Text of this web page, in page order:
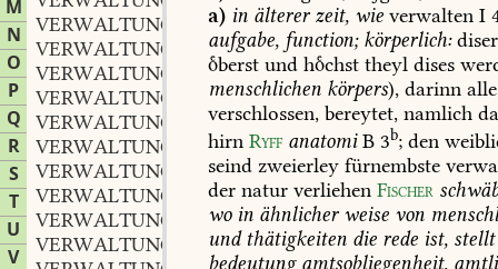
M
N
O
P
Q
R
S
T
U
V
VERWALTUNGSBEZIRK
VERWALTUNGSCARRIERE
VERWALTUNGSCENTRUM
VERWALTUNGSCHEF
VERWALTUNGSDESPOTIE
VERWALTUNGSDESPOTISMUS
VERWALTUNGSDIENST
VERWALTUNGSEINHEIT
VERWALTUNGSEINRICHTUNG
VERWALTUNGSENTWURF
a) in ältererzeit, wie verwalten I
aufgabe, function;körperlich:diser
berst und hchst theyl dises
menschlichen körpers), darinn alle
verschlossen, bereytet, namlich
hirn Ryff anatomiB 3b; den
seind zweierley fürnembste
der natur verliehen Fischer
woin ähnlicherweise von
undthätigkeiten die rede ist, stellt
bedeutungamtsobliegenheit,